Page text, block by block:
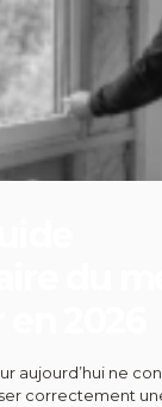
aujourd’hui ne
correctement